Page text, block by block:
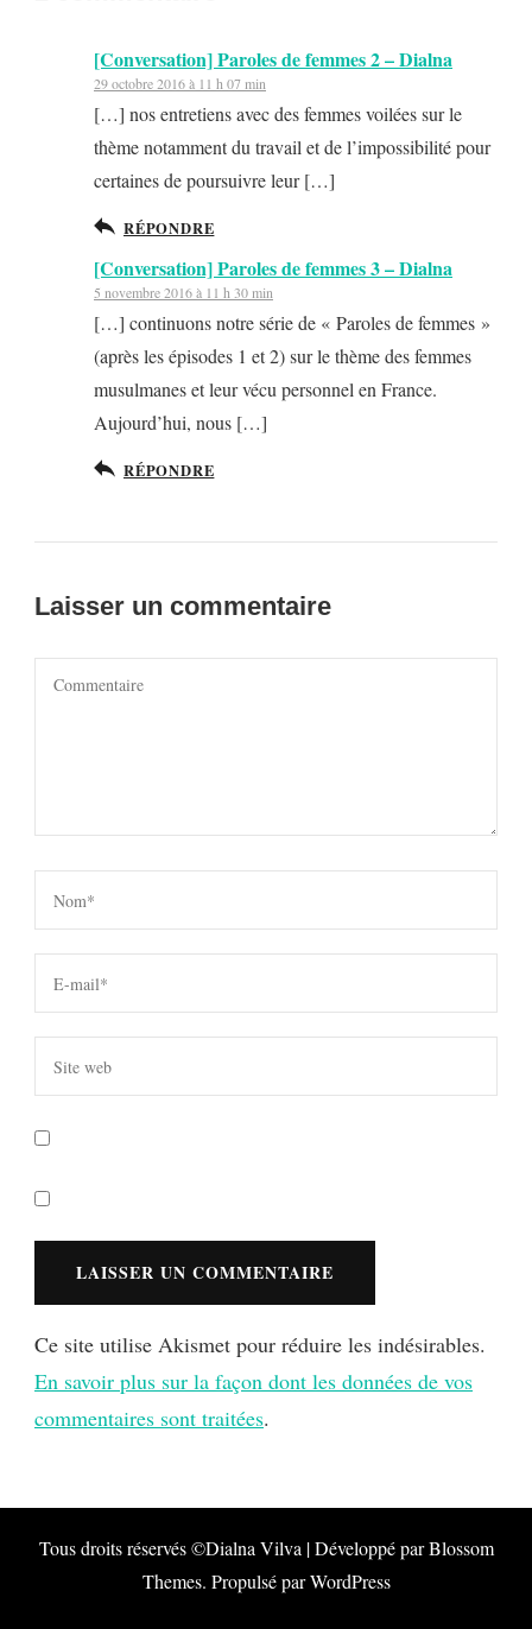
[Conversation] Paroles de femmes 2 – Dialna
29 octobre 2016 à 11 h 07 min
[…] nos entretiens avec des femmes voilées sur le
thème notamment du travail et de l’impossibilité pour
certaines de poursuivre leur […]
RÉPONDRE
[Conversation] Paroles de femmes 3 – Dialna
5 novembre 2016 à 11 h 30 min
[…] continuons notre série de « Paroles de femmes »
(après les épisodes 1 et 2) sur le thème des femmes
musulmanes et leur vécu personnel en France.
Aujourd’hui, nous […]
RÉPONDRE
Laisser un commentaire
Ce site utilise Akismet pour réduire les indésirables.
En savoir plus sur la façon dont les données de vos
commentaires sont traitées.
Tous droits réservés ©DialnaVilva | Développé parBlossom
Themes. Propulsé parWordPress